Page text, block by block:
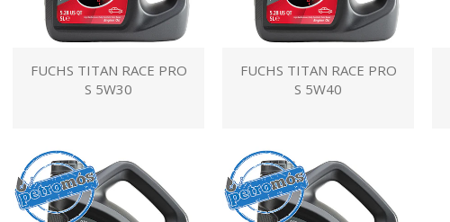
FUCHS TITAN RACE PRO
S 5W30
FUCHS TITAN RACE PRO
S 5W40